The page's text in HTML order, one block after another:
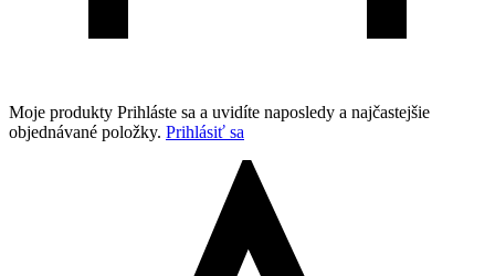
Moje produkty Prihláste sa a uvidíte naposledy a najčastejšie
objednávané položky. Prihlásiť sa